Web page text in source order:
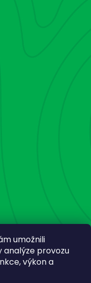
umožnili
analýze provozu
výkon a